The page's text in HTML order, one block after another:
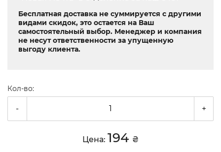
Бесплатная доставка не суммируется с другими
видами скидок, это остается на Ваш
самостоятельный выбор. Менеджер и компания
не несут ответственности за упущенную
выгоду клиента.
Кол-во:
- +
Цена: 194 ₴